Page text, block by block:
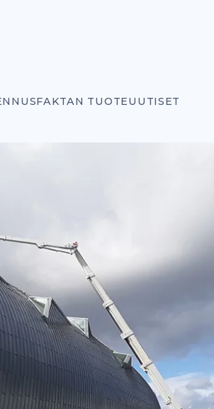
TUOTEUUTISET